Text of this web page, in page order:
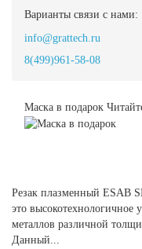
Варианты связи с нами:
info@grattech.ru
8(499)961-58-08
Маска в подарок
Резак плазменный ESAB
это высокотехнологичное
металлов различной
Данный...